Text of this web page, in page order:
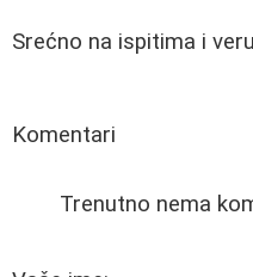
Srećno na ispitima i
Komentari
Trenutno nema